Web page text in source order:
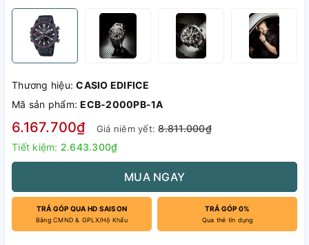
Thương hiệu:CASIO EDIFICE
Mã sản phẩm:ECB-2000PB-1A
6.167.700₫ Giá niêm yết:8.811.000₫
Tiết kiệm: 2.643.300₫
MUA NGAY
TRẢ GÓP QUA HD SAISON
Bằng CMND & GPLX/Hộ Khẩu
TRẢ GÓP 0%
Qua thẻ tín dụng